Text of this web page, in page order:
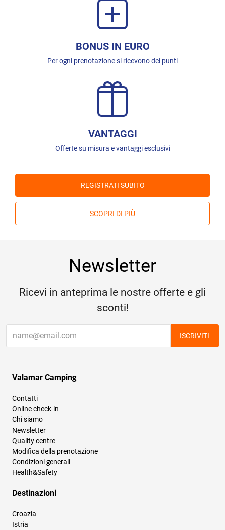
BONUS IN EURO
Per ogni prenotazione si ricevono dei punti
VANTAGGI
Offerte su misura e vantaggi esclusivi
REGISTRATI SUBITO
SCOPRI DI PIÙ
Newsletter
Ricevi in anteprima le nostre offerte e gli
sconti!
ISCRIVITI
Valamar Camping
Contatti
Online check-in
Chi siamo
Newsletter
Quality centre
Modifica della prenotazione
Condizioni generali
Health&Safety
Destinazioni
Croazia
Istria